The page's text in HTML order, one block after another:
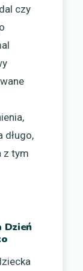
czy
długo,
z tym
Dzień